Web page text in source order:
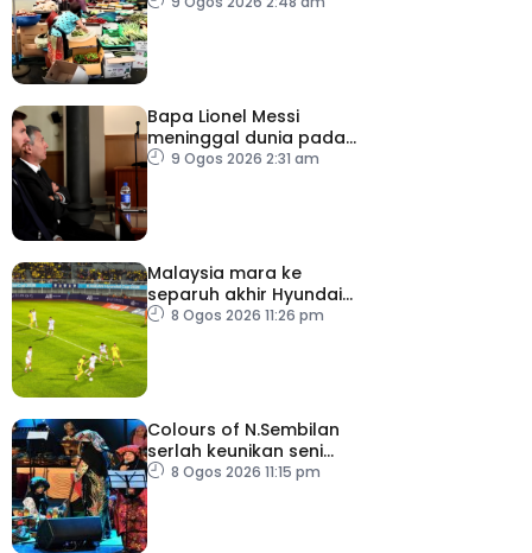
Bapa Lionel Messi
meninggal dunia pada
usia 68 tahun
9 Ogos 2026 2:31 am
Malaysia mara ke
separuh akhir Hyundai
ASEAN Cup
8 Ogos 2026 11:26 pm
Colours of N.Sembilan
serlah keunikan seni
budaya negeri beradat
8 Ogos 2026 11:15 pm